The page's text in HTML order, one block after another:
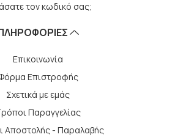
τον κωδικό σας;
Επικοινωνία
Επιστροφής
Σχετικά με εμάς
Παραγγελίας
Αποστολής - Παραλαβής